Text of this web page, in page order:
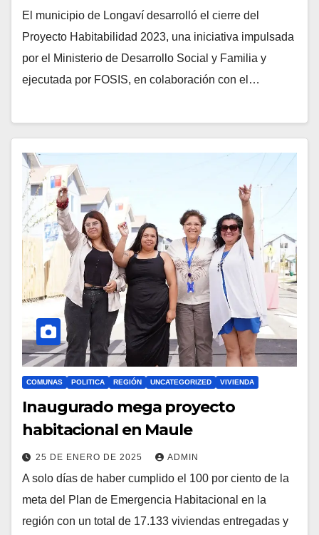
El municipio de Longaví desarrolló el cierre del
Proyecto Habitabilidad 2023, una iniciativa impulsada
por el Ministerio de Desarrollo Social y Familia y
ejecutada por FOSIS, en colaboración con el…
COMUNAS POLITICA REGIÓN UNCATEGORIZED VIVIENDA
Inaugurado mega proyecto
habitacional en Maule
25 DE ENERO DE 2025 ADMIN
A solo días de haber cumplido el 100 por ciento de la
meta del Plan de Emergencia Habitacional en la
región con un total de 17.133 viviendas entregadas y